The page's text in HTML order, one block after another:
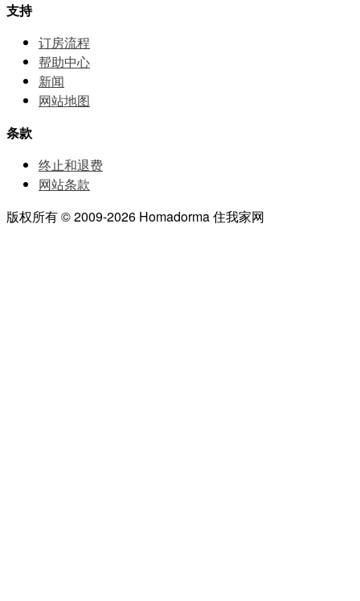
支持
订房流程
帮助中⼼
新闻
网站地图
条款
终止和退费
网站条款
版权所有 © 2009-2026 Homadorma 住我家网